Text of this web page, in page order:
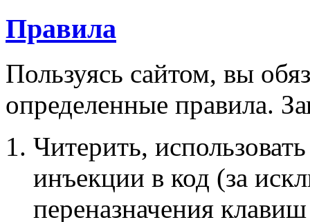
Правила
Пользуясь сайтом, вы
определенные правила.
Читерить,
инъекции в код (за
переназначения